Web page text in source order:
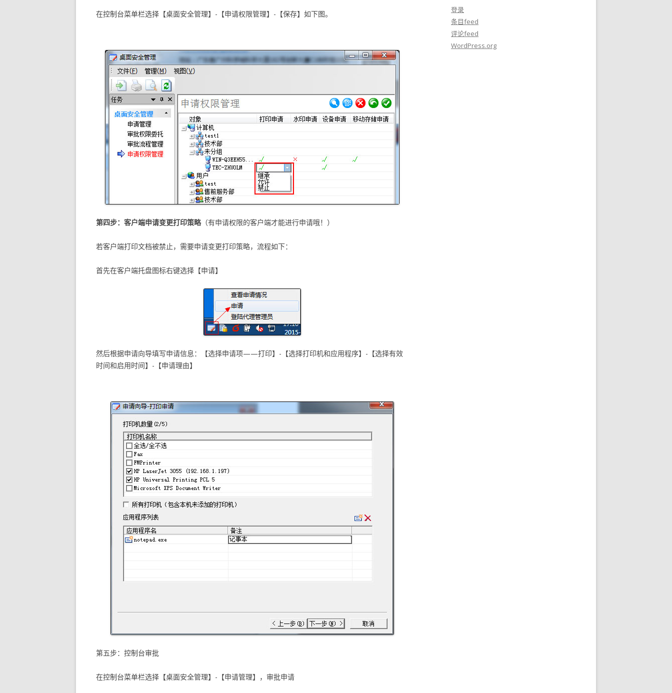
在控制台菜单栏选择【桌面安全管理】-【申请权限管理】-【保存】如下图。
第四步：客户端申请变更打印策略（有申请权限的客户端才能进行申请哦！）
若客户端打印文档被禁止，需要申请变更打印策略，流程如下：
首先在客户端托盘图标右键选择【申请】
然后根据申请向导填写申请信息：【选择申请项——打印】-【选择打印机和应用程序】-【选择有效
时间和启用时间】-【申请理由】
第五步：控制台审批
在控制台菜单栏选择【桌面安全管理】-【申请管理】，审批申请
登录
条目feed
评论feed
WordPress.org